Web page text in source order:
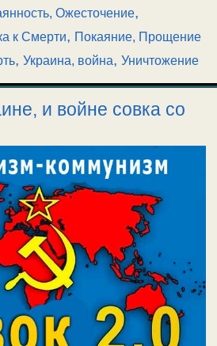
Ожесточение,
к Смерти, Покаяние, Прощение
, Украина, война, Уничтожение
и войне совка со